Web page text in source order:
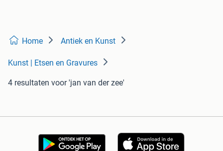
Home Antiek en Kunst
Kunst | Etsen en Gravures
4 resultaten voor 'jan van der zee'